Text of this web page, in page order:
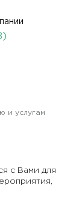
и услугам
с Вами для